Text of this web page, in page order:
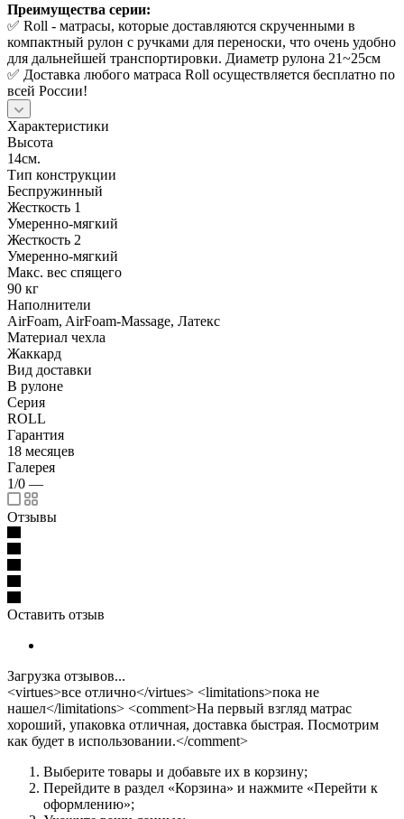
Преимущества серии:
✅ Roll - матрасы, которые доставляются скрученными в
компактный рулон с ручками для переноски, что очень удобно
для дальнейшей транспортировки. Диаметр рулона 21~25см
✅ Доставка любого матраса Roll осуществляется бесплатно по
всей России!
Характеристики
Высота
14см.
Тип конструкции
Беспружинный
Жесткость 1
Умеренно-мягкий
Жесткость 2
Умеренно-мягкий
Макс. вес спящего
90 кг
Наполнители
AirFoam, AirFoam-Massage, Латекс
Материал чехла
Жаккард
Вид доставки
В рулоне
Серия
ROLL
Гарантия
18 месяцев
Галерея
1/0 —
Отзывы
Оставить отзыв
Загрузка отзывов...
<virtues>все отлично</virtues> <limitations>пока не
нашел</limitations> <comment>На первый взгляд матрас
хороший, упаковка отличная, доставка быстрая. Посмотрим
как будет в использовании.</comment>
Выберите товары и добавьте их в корзину;
Перейдите в раздел «Корзина» и нажмите «Перейти к
оформлению»;